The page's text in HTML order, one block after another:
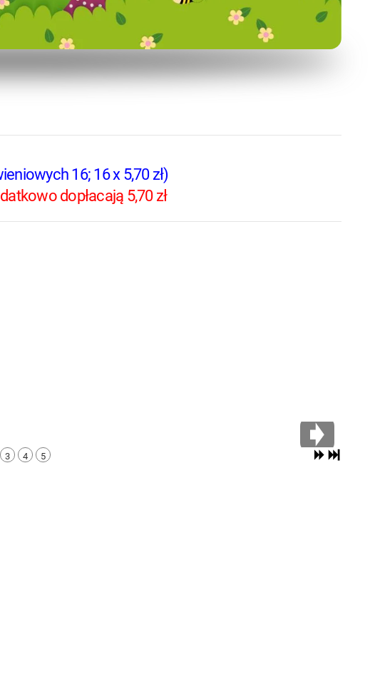
16; 16 x 5,70 zł)
dopłacają 5,70 zł
3 4 5